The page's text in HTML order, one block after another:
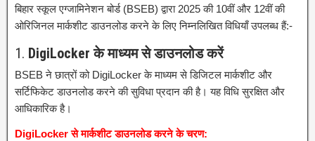
बिहार स्कूल एग्जामिनेशन बोर्ड (BSEB) द्वारा 2025 की 10वीं और 12वीं की
ओरिजिनल मार्कशीट डाउनलोड करने के लिए निम्नलिखित विधियाँ उपलब्ध हैं:-
1. DigiLocker के माध्यम से डाउनलोड करें
BSEB ने छात्रों को DigiLocker के माध्यम से डिजिटल मार्कशीट और
सर्टिफिकेट डाउनलोड करने की सुविधा प्रदान की है। यह विधि सुरक्षित और
आधिकारिक है।
DigiLocker से मार्कशीट डाउनलोड करने के चरण: